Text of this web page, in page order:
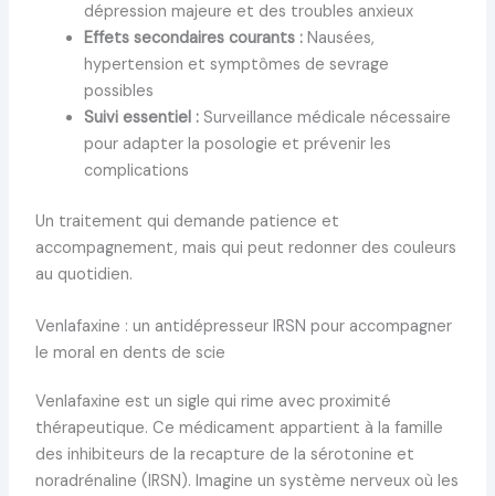
dépression majeure et des troubles anxieux
Effets secondaires courants :Nausées,
hypertension et symptômes de sevrage
possibles
Suivi essentiel :Surveillance médicale nécessaire
pour adapter la posologie et prévenir les
complications
Un traitement qui demande patience et
accompagnement, mais qui peut redonner des couleurs
au quotidien.
Venlafaxine : un antidépresseur IRSN pour accompagner
le moral en dents de scie
Venlafaxine est un sigle qui rime avec proximité
thérapeutique. Ce médicament appartient à la famille
des inhibiteurs de la recapture de la sérotonine et
noradrénaline (IRSN). Imagine un système nerveux où les